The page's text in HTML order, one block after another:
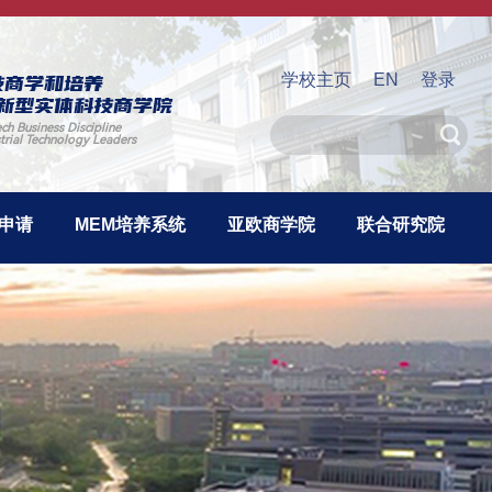
学和培养
型实体科技商学院
Business Discipline
Technology Leaders
学校主页 EN 登录
请 MEM培养系统 亚欧商学院 联合研究院